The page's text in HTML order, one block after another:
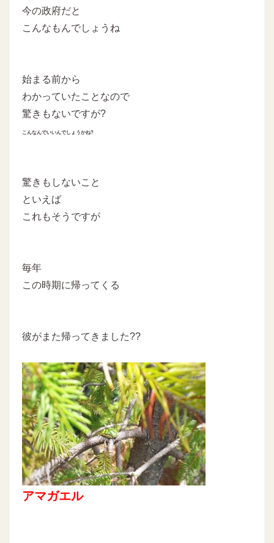
今の政府だと
こんなもんでしょうね
始まる前から
わかっていたことなので
驚きもないですが?
こんなんでいいんでしょうかね?
驚きもしないこと
といえば
これもそうですが
毎年
この時期に帰ってくる
彼がまた帰ってきました??
アマガエル